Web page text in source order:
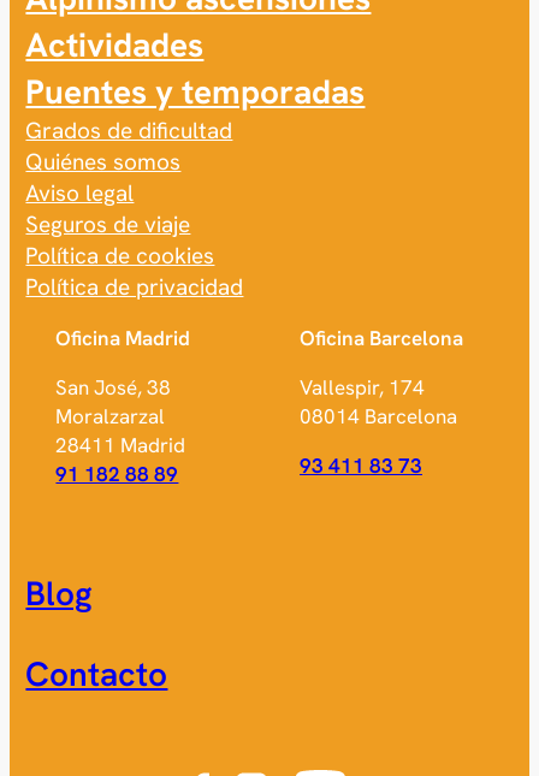
Grados de dificultad
Quiénes somos
Aviso legal
Seguros de viaje
Política de cookies
Política de privacidad
Actividades
Puentes y temporadas
Oficina Madrid
San José, 38
Moralzarzal
28411 Madrid
91 182 88 89
Oficina Barcelona
Vallespir, 174
08014 Barcelona
93 411 83 73
Blog
Contacto